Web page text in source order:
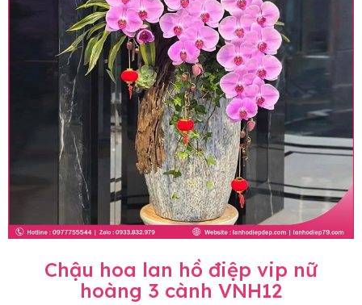
Chậu hoa lan hồ điệp vip nữ
hoàng 3 cành VNH12